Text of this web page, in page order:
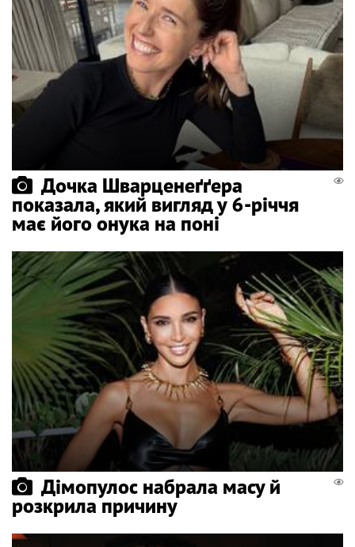
Дочка Шварценеґґера
показала, який вигляд у 6-річчя
має його онука на поні
Дімопулос набрала масу й
розкрила причину